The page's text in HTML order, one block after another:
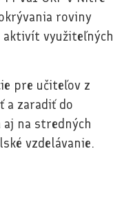
roviny
využiteľných
pre učiteľov z
a zaradiť do
aj na stredných
vzdelávanie.